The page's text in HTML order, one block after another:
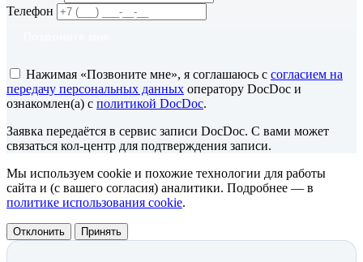
Телефон
Нажимая «Позвоните мне», я соглашаюсь с согласием на
передачу персональных данных оператору DocDoc и
ознакомлен(а) с политикой DocDoc.
Заявка передаётся в сервис записи DocDoc. С вами может
связаться кол-центр для подтверждения записи.
Мы используем cookie и похожие технологии для работы
сайта и (с вашего согласия) аналитики. Подробнее — в
политике использования cookie.
Отклонить Принять